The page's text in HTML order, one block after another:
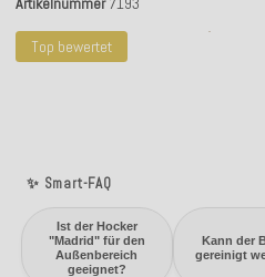
Top bewertet
✨ Smart-FAQ
Ist der Hocker
"Madrid" für den
Außenbereich
geeignet?
Kann der
gereinigt